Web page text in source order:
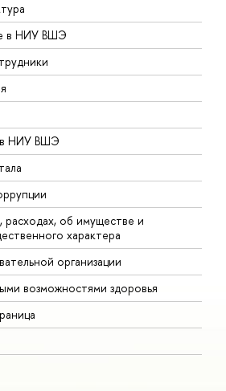
в НИУ ВШЭ
в НИУ ВШЭ
об имуществе и
характера
организации
возможностями здоровья